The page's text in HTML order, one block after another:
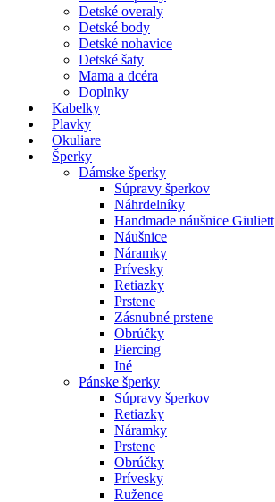
Detské overaly
Detské body
Detské nohavice
Detské šaty
Mama a dcéra
Doplnky
Kabelky
Plavky
Okuliare
Šperky
Dámske šperky
Súpravy šperkov
Náhrdelníky
Handmade náušnice Giuliett
Náušnice
Náramky
Prívesky
Retiazky
Prstene
Zásnubné prstene
Obrúčky
Piercing
Iné
Pánske šperky
Súpravy šperkov
Retiazky
Náramky
Prstene
Obrúčky
Prívesky
Ružence